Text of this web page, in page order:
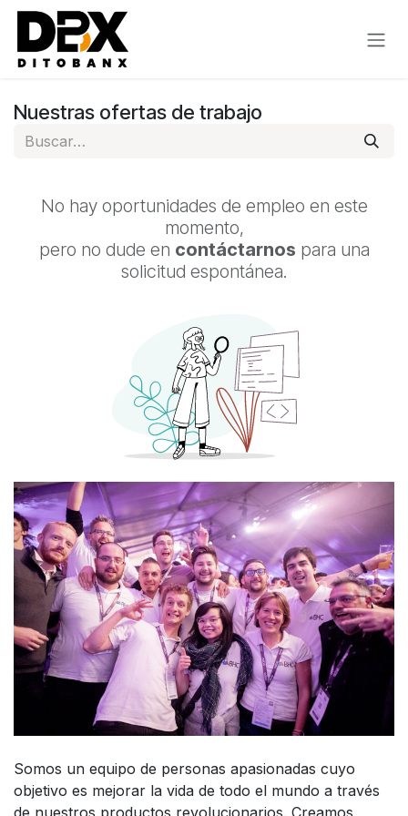
Ir al contenido
Nuestras ofertas de trabajo
No hay oportunidades de empleo en este
momento,
pero no dude en contáctarnos para una
solicitud espontánea.
Somos un equipo de personas apasionadas cuyo
objetivo es mejorar la vida de todo el mundo a través
de nuestros productos revolucionarios. Creamos